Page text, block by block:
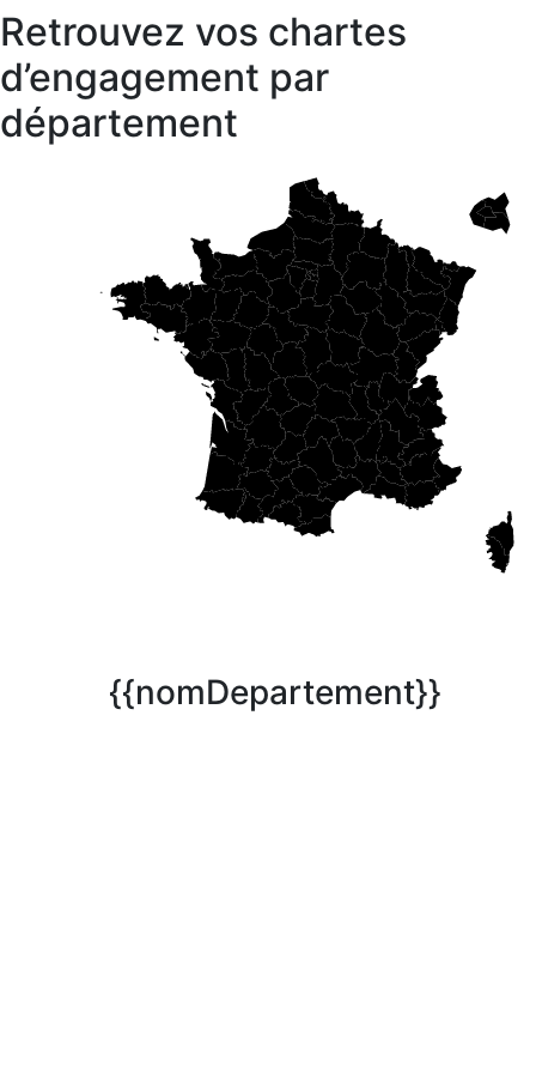
Retrouvez vos chartes
d’engagement par
département
{{nomDepartement}}